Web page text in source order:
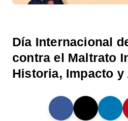
Día Internacional
contra el Maltrato
Historia, Impacto y